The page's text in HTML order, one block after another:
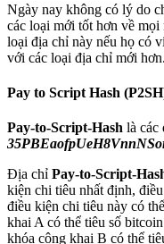
Ngày nay không có lý do
các loại mới tốt hơn về
loại địa chỉ này nếu họ có
với các loại địa chỉ mới hơn.
Pay to Script Hash (P2SH
Pay-to-Script-Hash là các
Địa chỉ Pay-to-Script-
kiện chi tiêu nhất định,
điều kiện chi tiêu này có
khai A có thể tiêu số
khóa công khai B có thể